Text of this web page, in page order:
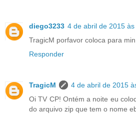
diego3233 4 de abril de 2015
TragicM porfavor coloca para
Responder
TragicM
4 de abril de 2015
Oi TV CP! Ontém a noite eu
do arquivo zip que tem o nome